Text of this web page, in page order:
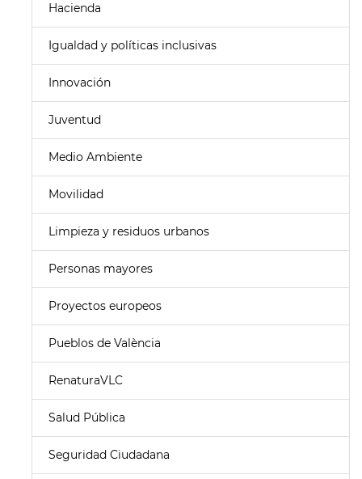
Hacienda
Igualdad y políticas inclusivas
Innovación
Juventud
Medio Ambiente
Movilidad
Limpieza y residuos urbanos
Personas mayores
Proyectos europeos
Pueblos de València
RenaturaVLC
Salud Pública
Seguridad Ciudadana